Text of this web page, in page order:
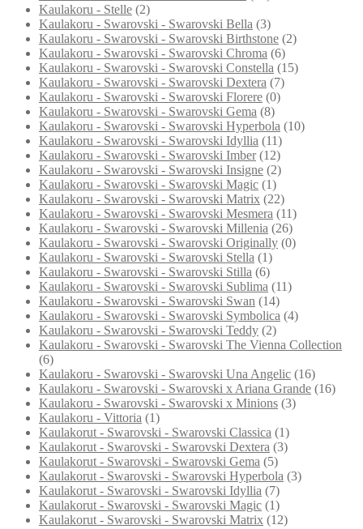
Kaulakoru - Stelle (2)
Kaulakoru - Swarovski - Swarovski Bella (3)
Kaulakoru - Swarovski - Swarovski Birthstone (2)
Kaulakoru - Swarovski - Swarovski Chroma (6)
Kaulakoru - Swarovski - Swarovski Constella (15)
Kaulakoru - Swarovski - Swarovski Dextera (7)
Kaulakoru - Swarovski - Swarovski Florere (0)
Kaulakoru - Swarovski - Swarovski Gema (8)
Kaulakoru - Swarovski - Swarovski Hyperbola (10)
Kaulakoru - Swarovski - Swarovski Idyllia (11)
Kaulakoru - Swarovski - Swarovski Imber (12)
Kaulakoru - Swarovski - Swarovski Insigne (2)
Kaulakoru - Swarovski - Swarovski Magic (1)
Kaulakoru - Swarovski - Swarovski Matrix (22)
Kaulakoru - Swarovski - Swarovski Mesmera (11)
Kaulakoru - Swarovski - Swarovski Millenia (26)
Kaulakoru - Swarovski - Swarovski Originally (0)
Kaulakoru - Swarovski - Swarovski Stella (1)
Kaulakoru - Swarovski - Swarovski Stilla (6)
Kaulakoru - Swarovski - Swarovski Sublima (11)
Kaulakoru - Swarovski - Swarovski Swan (14)
Kaulakoru - Swarovski - Swarovski Symbolica (4)
Kaulakoru - Swarovski - Swarovski Teddy (2)
Kaulakoru - Swarovski - Swarovski The Vienna Collection
(6)
Kaulakoru - Swarovski - Swarovski Una Angelic (16)
Kaulakoru - Swarovski - Swarovski x Ariana Grande (16)
Kaulakoru - Swarovski - Swarovski x Minions (3)
Kaulakoru - Vittoria (1)
Kaulakorut - Swarovski - Swarovski Classica (1)
Kaulakorut - Swarovski - Swarovski Dextera (3)
Kaulakorut - Swarovski - Swarovski Gema (5)
Kaulakorut - Swarovski - Swarovski Hyperbola (3)
Kaulakorut - Swarovski - Swarovski Idyllia (7)
Kaulakorut - Swarovski - Swarovski Magic (1)
Kaulakorut - Swarovski - Swarovski Matrix (12)